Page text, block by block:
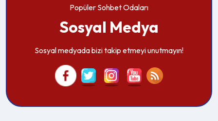
Popüler Sohbet Odaları
Sosyal Medya
Sosyal medyada bizi takip etmeyi unutmayın!